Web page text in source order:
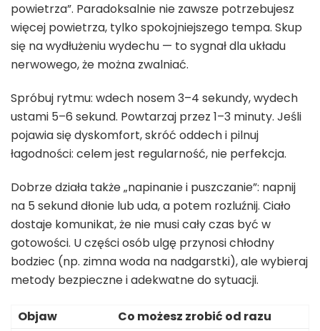
powietrza”. Paradoksalnie nie zawsze potrzebujesz
więcej powietrza, tylko spokojniejszego tempa. Skup
się na wydłużeniu wydechu — to sygnał dla układu
nerwowego, że można zwalniać.
Spróbuj rytmu: wdech nosem 3–4 sekundy, wydech
ustami 5–6 sekund. Powtarzaj przez 1–3 minuty. Jeśli
pojawia się dyskomfort, skróć oddech i pilnuj
łagodności: celem jest regularność, nie perfekcja.
Dobrze działa także „napinanie i puszczanie”: napnij
na 5 sekund dłonie lub uda, a potem rozluźnij. Ciało
dostaje komunikat, że nie musi cały czas być w
gotowości. U części osób ulgę przynosi chłodny
bodziec (np. zimna woda na nadgarstki), ale wybieraj
metody bezpieczne i adekwatne do sytuacji.
Objaw Co możesz zrobić od razu